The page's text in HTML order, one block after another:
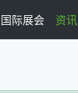
国际展会 资讯